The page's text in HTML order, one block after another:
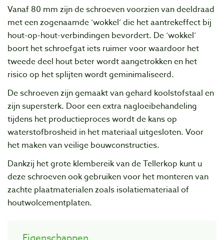
Vanaf 80 mm zijn de schroeven voorzien van deeldraad
met een zogenaamde ‘wokkel’ die het aantrekeffect bij
hout-op-hout-verbindingen bevordert. De ‘wokkel’
boort het schroefgat iets ruimer voor waardoor het
tweede deel hout beter wordt aangetrokken en het
risico op het splijten wordt geminimaliseerd.
De schroeven zijn gemaakt van gehard koolstofstaal en
zijn supersterk. Door een extra nagloeibehandeling
tijdens het productieproces wordt de kans op
waterstofbrosheid in het materiaal uitgesloten. Voor
het maken van veilige bouwconstructies.
Dankzij het grote klembereik van de Tellerkop kunt u
deze schroeven ook gebruiken voor het monteren van
zachte plaatmaterialen zoals isolatiemateriaal of
houtwolcementplaten.
Eigenschappen